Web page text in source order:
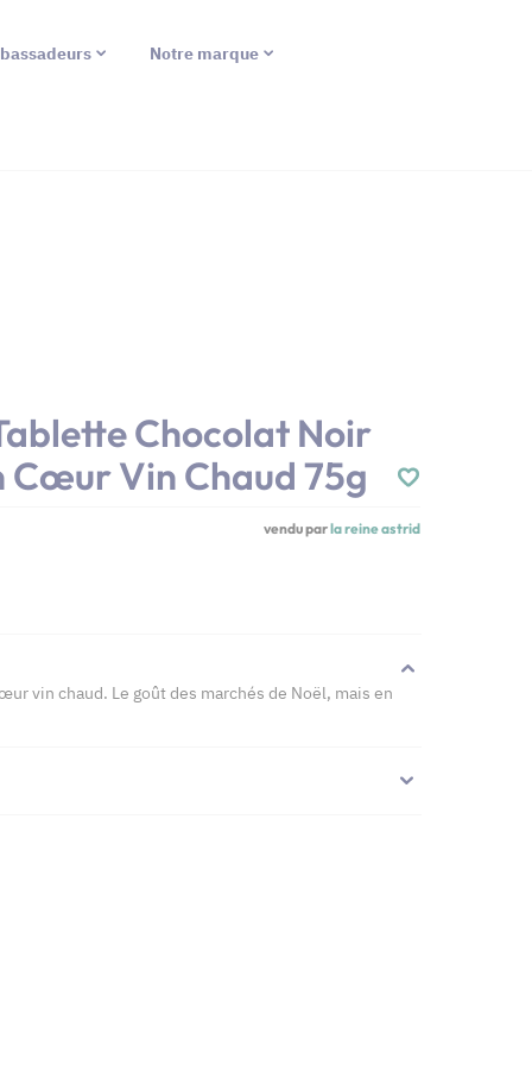
Notre marque
Chocolat Noir
Cœur Vin Chaud 75g
vendu parla reine astrid
vin chaud. Le goût des marchés de Noël, mais en